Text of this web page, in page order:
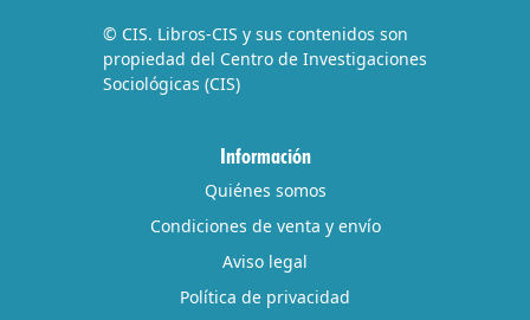
© CIS. Libros-CIS y sus contenidos son
propiedad del Centro de Investigaciones
Sociológicas (CIS)
Información
Quiénes somos
Condiciones de venta y envío
Aviso legal
Política de privacidad